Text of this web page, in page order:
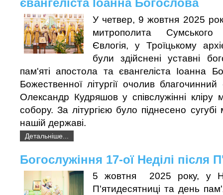
євангеліста Іоанна Богослова
У четвер, 9 жовтня 2025
митрополита
Євлогія, у Троїцькому
були здійснені уставні
пам'яті апостола та євангеліста Іоанна
Божественної літургії очолив
Олександр Кудряшов у співслужінні кліру
собору. За літургією було піднесено
нашій державі.
Детальніше...
Богослужіння 17-ої Неділі після
5 жовтня 2025 року, у
П'ятидесятниці та день